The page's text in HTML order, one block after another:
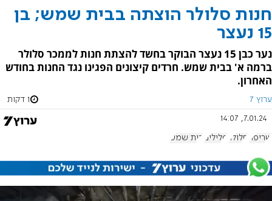
חנות סלולר הוצתה בבית שמש; בן
15 נעצר
נער כבן 15 נעצר הבוקר בחשד להצתת חנות לממכר סלולר
ברמה א' בבית שמש. חרדים קיצונים הפגינו נגד החנות בחודש
האחרון.
ערוץ 7 1 דקות
7.01.24, 14:07
שריפה סלולר פלילים בית שמש